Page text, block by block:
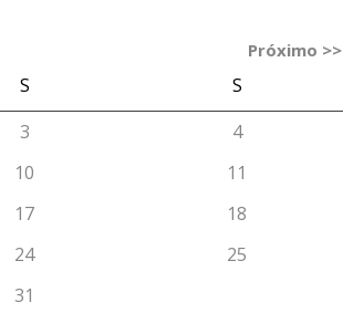
Próximo >>
S
S
3
4
10
11
17
18
24
25
31